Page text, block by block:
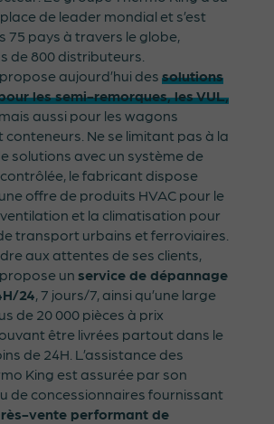
de leader mondial et s’est
75 pays à travers le globe,
de 800 distributeurs.
aujourd’hui des solutions
les semi-remorques, les VUL,
aussi pour les wagons
Ne se limitant pas à la
solutions avec un système de
le fabricant dispose
offre de produits HVAC pour le
et la climatisation pour
transport urbains et ferroviaires.
aux attentes de ses clients,
un service de dépannage
24, 7 jours/7, ainsi qu’une large
de 20 000 pièces à prix
être livrées partout dans le
de 24H. L’assistance des
King est assurée par son
de concessionnaires fournissant
vente performant de